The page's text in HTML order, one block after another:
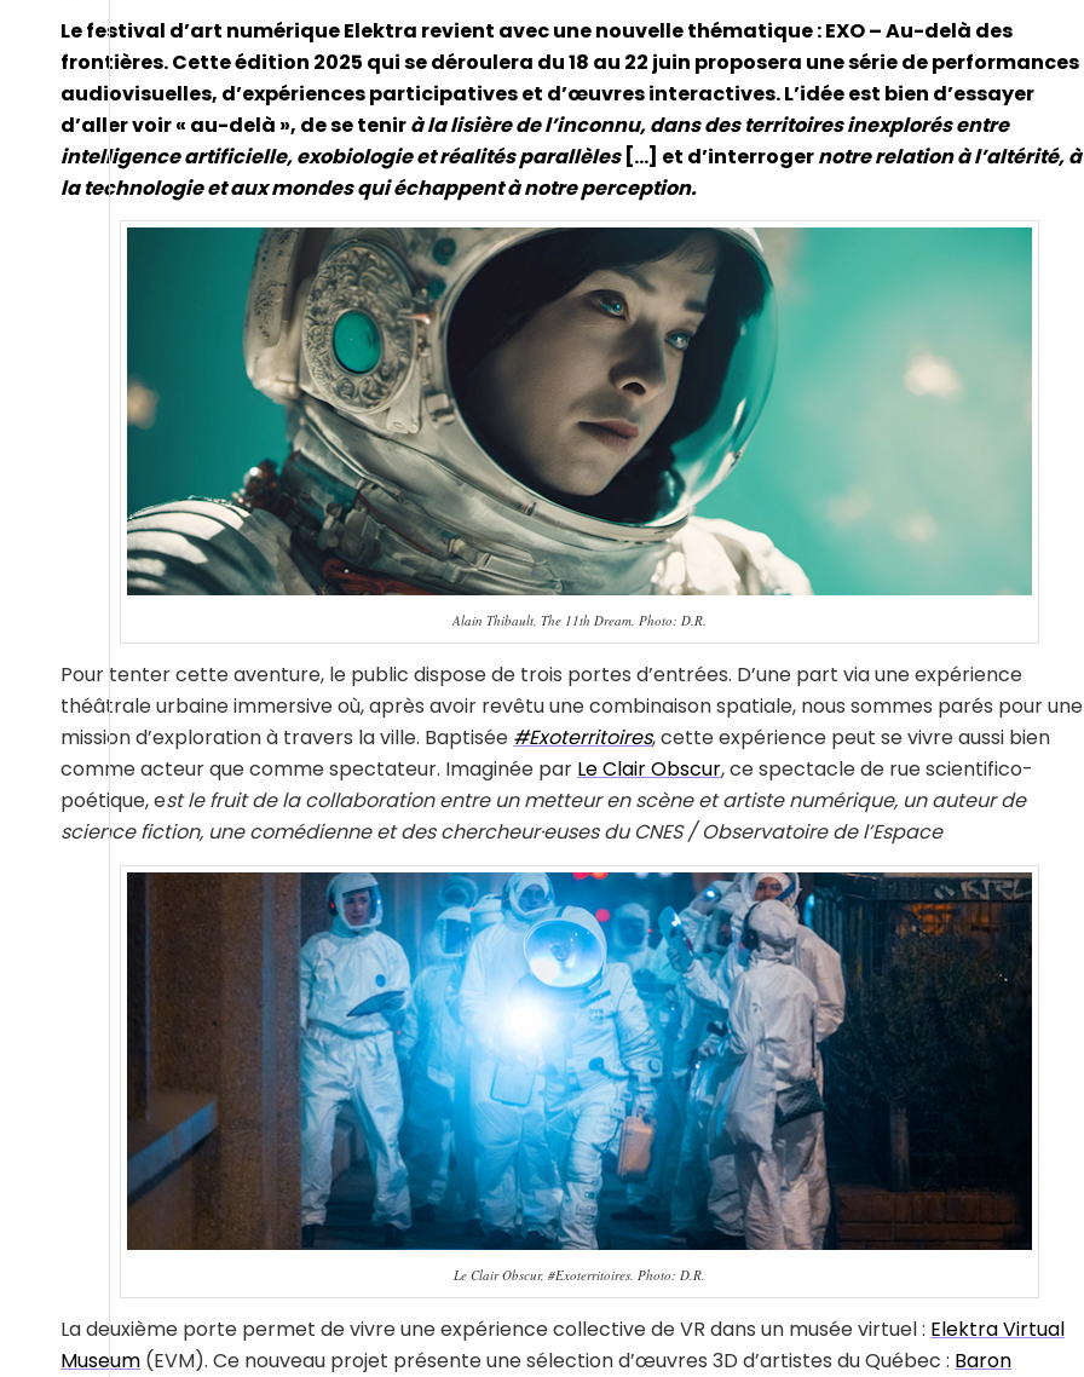
Le festival d’art numérique Elektra revient avec une nouvelle thématique : EXO – Au-delà des
frontières. Cette édition 2025 qui se déroulera du 18 au 22 juin proposera une série de performances
audiovisuelles, d’expériences participatives et d’œuvres interactives. L’idée est bien d’essayer
d’aller voir « au-delà », de se tenirà la lisière de l’inconnu, dans des territoires inexplorés entre
intelligence artificielle, exobiologie et réalités parallèles[…] et d’interrogernotre relation à l’altérité, à
la technologie et aux mondes qui échappent à notre perception.
Alain Thibault, The 11th Dream. Photo: D.R.
Pour tenter cette aventure, le public dispose de trois portes d’entrées. D’une part via une expérience
théâtrale urbaine immersive où, après avoir revêtu une combinaison spatiale, nous sommes parés pour une
mission d’exploration à travers la ville. Baptisée #Exoterritoires, cette expérience peut se vivre aussi bien
comme acteur que comme spectateur. Imaginée par Le Clair Obscur, ce spectacle de rue scientifico-
poétique, est le fruit de la collaboration entre un metteur en scène et artiste numérique, un auteur de
science fiction, une comédienne et des chercheur·euses du CNES / Observatoire de l’Espace
Le Clair Obscur, #Exoterritoires. Photo: D.R.
La deuxième porte permet de vivre une expérience collective de VR dans un musée virtuel : Elektra Virtual
Museum (EVM). Ce nouveau projet présente une sélection d’œuvres 3D d’artistes du Québec : Baron